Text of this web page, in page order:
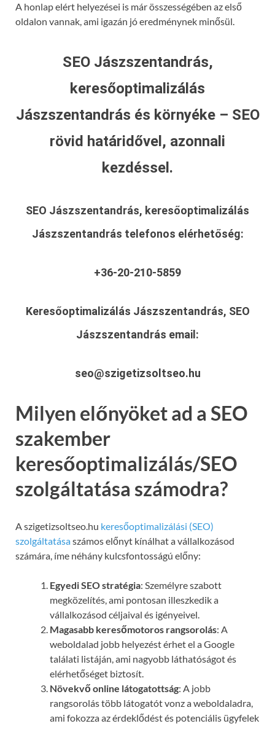
A honlap elért helyezései is már összességében az első
oldalon vannak, ami igazán jó eredménynek minősül.
SEO Jászszentandrás,
keresőoptimalizálás
Jászszentandrás és környéke – SEO
rövid határidővel, azonnali
kezdéssel.
SEO Jászszentandrás, keresőoptimalizálás
Jászszentandrás telefonos elérhetőség:
+36-20-210-5859
Keresőoptimalizálás Jászszentandrás, SEO
Jászszentandrás email:
seo@szigetizsoltseo.hu
Milyen előnyöket ad a SEO
szakember
keresőoptimalizálás/SEO
szolgáltatása számodra?
A szigetizsoltseo.hu keresőoptimalizálási (SEO)
szolgáltatásaszámos előnyt kínálhat a vállalkozásod
számára, íme néhány kulcsfontosságú előny:
Egyedi SEO stratégia: Személyre szabott
megközelítés, ami pontosan illeszkedik a
vállalkozásod céljaival és igényeivel.
Magasabb keresőmotoros rangsorolás: A
weboldalad jobb helyezést érhet el a Google
találati listáján, ami nagyobb láthatóságot és
elérhetőséget biztosít.
Növekvő online látogatottság: A jobb
rangsorolás több látogatót vonz a weboldaladra,
ami fokozza az érdeklődést és potenciális ügyfelek